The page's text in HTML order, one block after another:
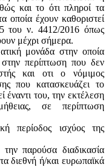
και το ότι πληροί τα
οποία έχουν καθοριστεί
του ν. 4412/2016 όπως
μέχρι σήμερα.
μονάδα στην οποία
στην περίπτωση που δεν
και oτι ο νόμιμος
που κατασκευάζει το
έναντι του, την εκτέλεση
σε περίπτωση
περίοδος ισχύος της
την παρούσα διαδικασία
διεθνή ή/και ευρωπαϊκά